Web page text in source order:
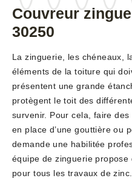
Couvreur
30250
La zinguerie, les chéneaux,
éléments de la toiture qui
présentent une grande
protègent le toit des
survenir. Pour cela, faire
en place d’une gouttière ou
demande une habilitée
équipe de zinguerie
pour tous les travaux de